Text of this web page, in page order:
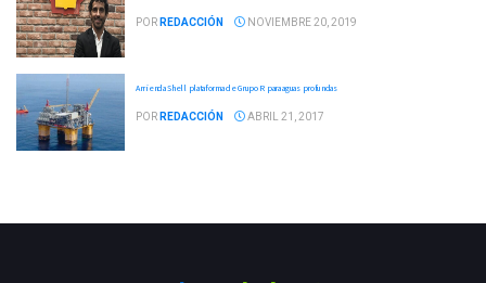
POR REDACCIÓN NOVIEMBRE 20, 2019
Arrienda Shell plataforma de Grupo R para aguas profundas
POR REDACCIÓN ABRIL 21, 2017